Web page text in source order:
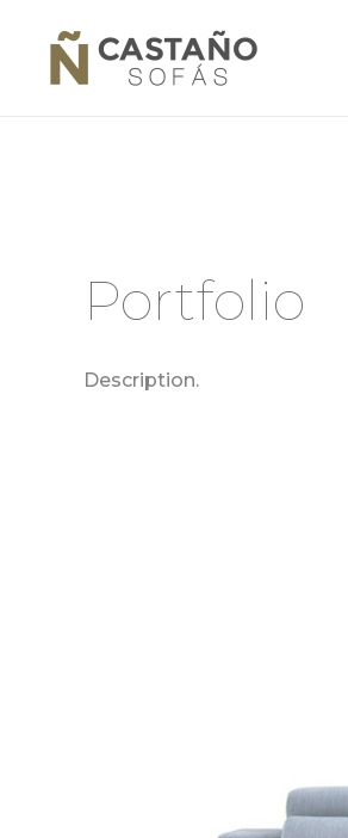
contenido
Portfolio
Description.